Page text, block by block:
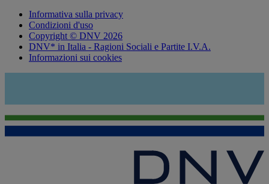
Informativa sulla privacy
Condizioni d'uso
Copyright © DNV 2026
DNV* in Italia - Ragioni Sociali e Partite I.V.A.
Informazioni sui cookies